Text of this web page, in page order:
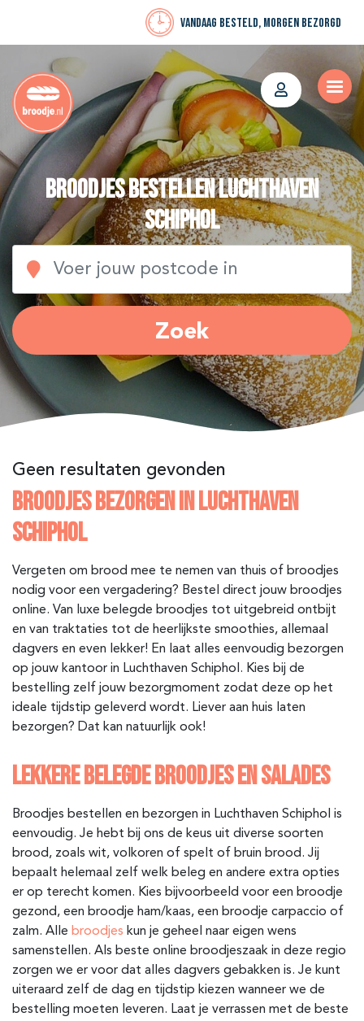
Vandaag besteld, morgen bezorgd
Broodjes bestellen Luchthaven
Schiphol
Zoek
Geen resultaten gevonden
BROODJES BEZORGEN IN LUCHTHAVEN
SCHIPHOL
Vergeten om brood mee te nemen van thuis of broodjes
nodig voor een vergadering? Bestel direct jouw broodjes
online. Van luxe belegde broodjes tot uitgebreid ontbijt
en van traktaties tot de heerlijkste smoothies, allemaal
dagvers en even lekker! En laat alles eenvoudig bezorgen
op jouw kantoor in Luchthaven Schiphol. Kies bij de
bestelling zelf jouw bezorgmoment zodat deze op het
ideale tijdstip geleverd wordt. Liever aan huis laten
bezorgen? Dat kan natuurlijk ook!
LEKKERE BELEGDE BROODJES EN SALADES
Broodjes bestellen en bezorgen in Luchthaven Schiphol is
eenvoudig. Je hebt bij ons de keus uit diverse soorten
brood, zoals wit, volkoren of spelt of bruin brood. Jij
bepaalt helemaal zelf welk beleg en andere extra opties
er op terecht komen. Kies bijvoorbeeld voor een broodje
gezond, een broodje ham/kaas, een broodje carpaccio of
zalm. Alle broodjes kun je geheel naar eigen wens
samenstellen. Als beste online broodjeszaak in deze regio
zorgen we er voor dat alles dagvers gebakken is. Je kunt
uiteraard zelf de dag en tijdstip kiezen wanneer we de
bestelling moeten leveren. Laat je verrassen met de beste